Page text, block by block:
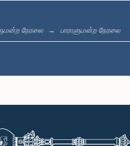
நேரலை பாராளுமன்ற நேரலை